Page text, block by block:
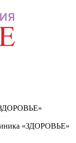
«ЗДОРОВЬЕ»